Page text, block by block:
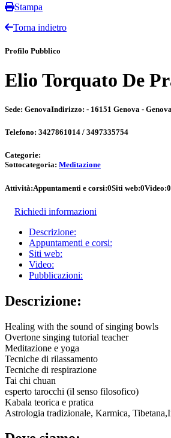
Stampa
Torna indietro
Profilo Pubblico
Elio Torquato De
Sede: GenovaIndirizzo: - 16151 Genova -
Telefono: 3427861014 / 3497335754
Categorie:
Sottocategoria: Meditazione
Attività:Appuntamenti e corsi:0Siti web:0Video:0
Richiedi informazioni
Descrizione:
Appuntamenti e corsi:
Siti web:
Video:
Pubblicazioni:
Descrizione:
Healing with the sound of singing bowls
Overtone singing tutorial teacher
Meditazione e yoga
Tecniche di rilassamento
Tecniche di respirazione
Tai chi chuan
esperto tarocchi (il senso filosofico)
Kabala teorica e pratica
Astrologia tradizionale, Karmica,